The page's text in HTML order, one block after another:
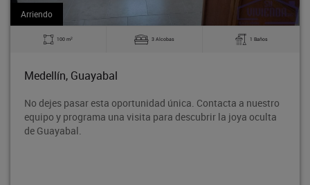
3 Alcobas 1 Baños
única. Contacta a nuestro
visita para descubrir la joya oculta
Arriendo
140 m
Bodega en tercer
Rodeo entre la